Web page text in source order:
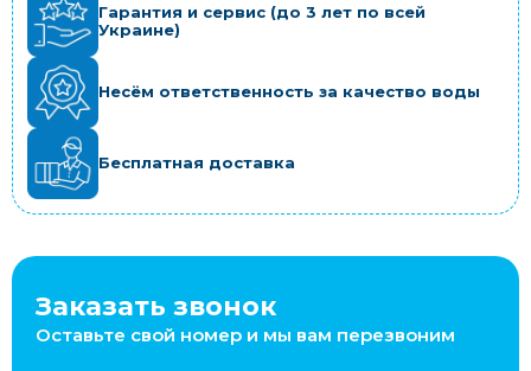
Гарантия и сервис (до 3 лет по всей
Украине)
Несём ответственность за качество воды
Бесплатная доставка
Заказать звонок
Оставьте свой номер и мы вам перезвоним